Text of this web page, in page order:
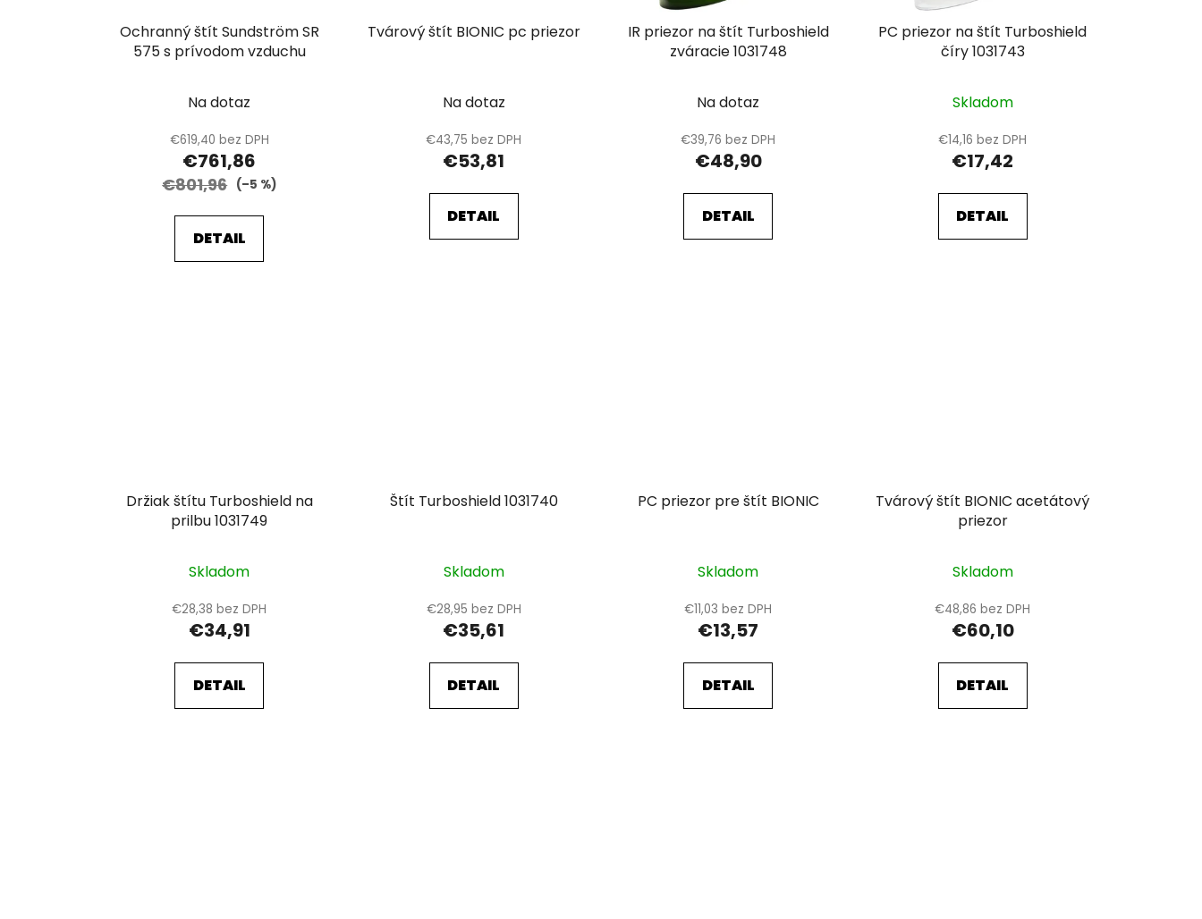
Ochranný štít Sundström SR
575 s prívodom vzduchu
Na dotaz
€619,40 bez DPH
€761,86
€801,96 (–5 %)
DETAIL
Tvárový štít BIONIC pc priezor
Na dotaz
€43,75 bez DPH
€53,81
DETAIL
IR priezor na štít Turboshield
zváracie 1031748
Na dotaz
€39,76 bez DPH
€48,90
DETAIL
PC priezor na štít Turboshield
číry 1031743
Skladom
€14,16 bez DPH
€17,42
DETAIL
Držiak štítu Turboshield na
prilbu 1031749
Skladom
€28,38 bez DPH
€34,91
DETAIL
Štít Turboshield 1031740
Skladom
€28,95 bez DPH
€35,61
DETAIL
PC priezor pre štít BIONIC
Skladom
€11,03 bez DPH
€13,57
DETAIL
Tvárový štít BIONIC acetátový
priezor
Skladom
€48,86 bez DPH
€60,10
DETAIL